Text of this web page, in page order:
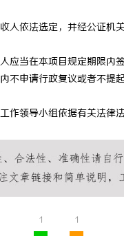
人依法选定，并经公证
应当在本项目规定期限
不申请行政复议或者不
作领导小组依据有关法律
1 1